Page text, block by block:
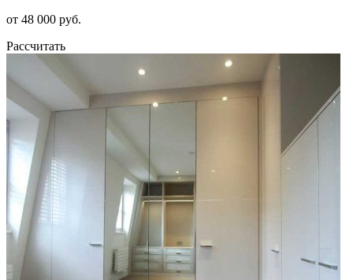
от 48 000 руб.
Рассчитать